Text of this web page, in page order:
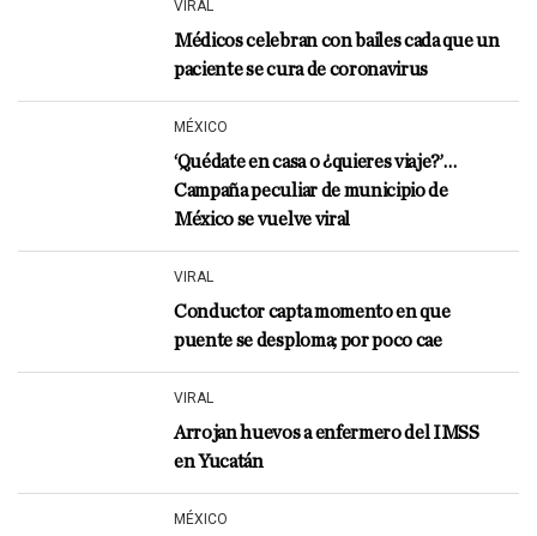
VIRAL
Médicos celebran con bailes cada que un
paciente se cura de coronavirus
MÉXICO
‘Quédate en casa o ¿quieres viaje?’…
Campaña peculiar de municipio de
México se vuelve viral
VIRAL
Conductor capta momento en que
puente se desploma; por poco cae
VIRAL
Arrojan huevos a enfermero del IMSS
en Yucatán
MÉXICO